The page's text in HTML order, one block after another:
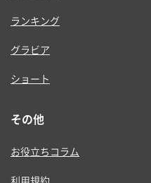
ランキング
グラビア
ショート
その他
お役立ちコラム